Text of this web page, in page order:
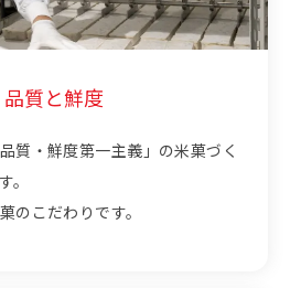
品質と鮮度
質・鮮度第一主義」の米菓づく
。
のこだわりです。